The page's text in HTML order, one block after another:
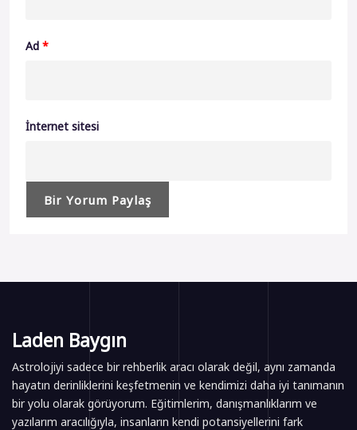
Ad *
İnternet sitesi
Laden Baygın
Astrolojiyi sadece bir rehberlik aracı olarak değil, aynı zamanda
hayatın derinliklerini keşfetmenin ve kendimizi daha iyi tanımanın
bir yolu olarak görüyorum. Eğitimlerim, danışmanlıklarım ve
yazılarım aracılığıyla, insanların kendi potansiyellerini fark